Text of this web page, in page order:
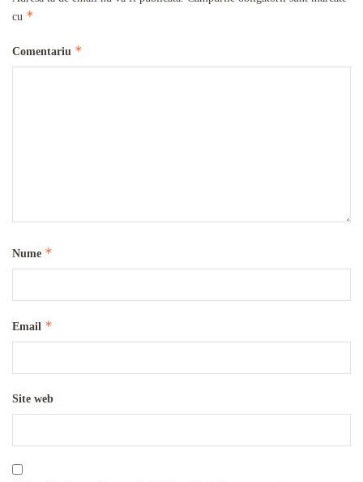
cu *
Comentariu *
Nume *
Email *
Site web